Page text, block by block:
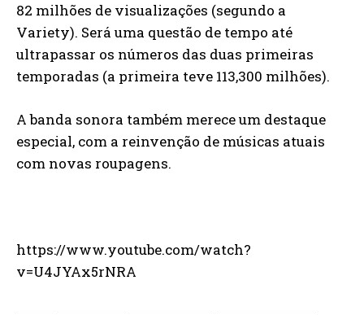
82 milhões de visualizações (segundo a
Variety). Será uma questão de tempo até
ultrapassar os números das duas primeiras
temporadas (a primeira teve 113,300 milhões).
A banda sonora também merece um destaque
especial, com a reinvenção de músicas atuais
com novas roupagens.
https://www.youtube.com/watch?
v=U4JYAx5rNRA